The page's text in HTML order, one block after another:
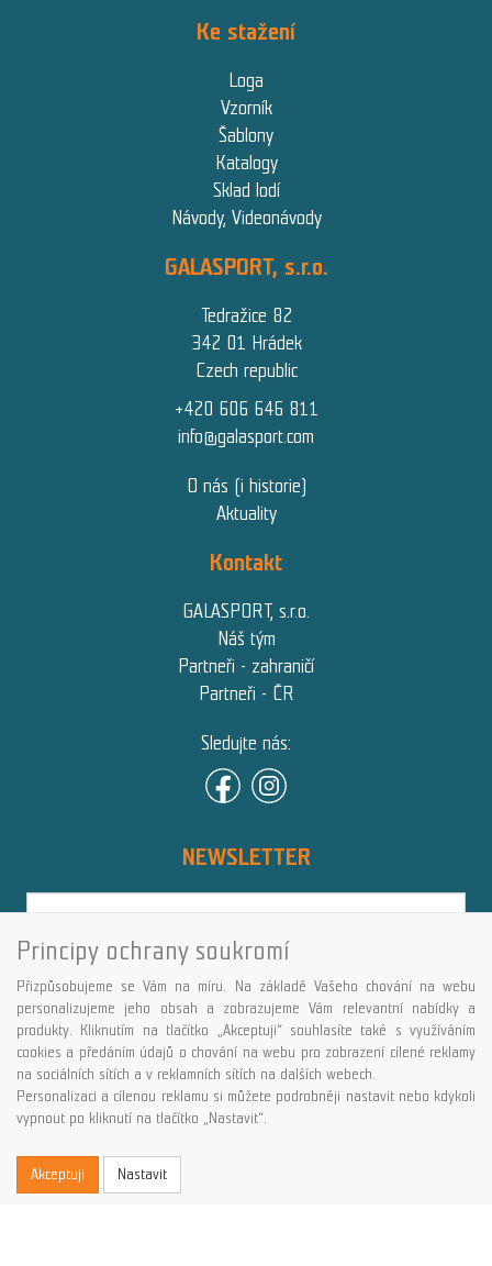
Ke stažení
Loga
Vzorník
Šablony
Katalogy
Sklad lodí
Návody, Videonávody
GALASPORT, s.r.o.
Tedražice 82
342 01 Hrádek
Czech republic
+420 606 646 811
info@galasport.com
O nás (i historie)
Aktuality
Kontakt
GALASPORT, s.r.o.
Náš tým
Partneři - zahraničí
Partneři - ČR
Sledujte nás:
NEWSLETTER
Přihlásit
Více informací o této službě
Copyright © GALASPORT, s.r.o. 2026,
powered by ABRA E-shop
Principy ochrany soukromí
Přizpůsobujeme se Vám na míru. Na základě Vašeho chování na webu
personalizujeme jeho obsah a zobrazujeme Vám relevantní nabídky a
produkty. Kliknutím na tlačítko „Akceptuji“ souhlasíte také s využíváním
cookies a předáním údajů o chování na webu pro zobrazení cílené reklamy
na sociálních sítích a v reklamních sítích na dalších webech.
Personalizaci a cílenou reklamu si můžete podrobněji nastavit nebo kdykoli
vypnout po kliknutí na tlačítko „Nastavit“.
Akceptuji Nastavit